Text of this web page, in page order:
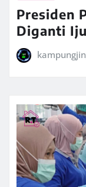
Presiden
Diganti